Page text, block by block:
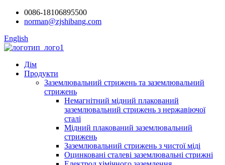
0086-18106895500
norman@zjshibang.com
English
Дім
Продукти
Заземлювальний стрижень та заземлювальний
стрижень
Немагнітний мідний плакований
заземлювальний стрижень з нержавіючої
сталі
Мідний плакований заземлювальний
стрижень
Заземлювальний стрижень з чистої міді
Оцинковані сталеві заземлювальні стрижні